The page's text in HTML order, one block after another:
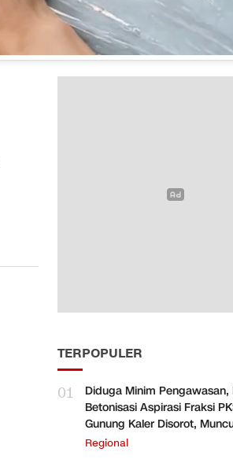
TERPOPULER
01
Diduga Minim Pengawasan,
Betonisasi Aspirasi Fraksi
Gunung Kaler Disorot,
Pengurangan Volume
Regional